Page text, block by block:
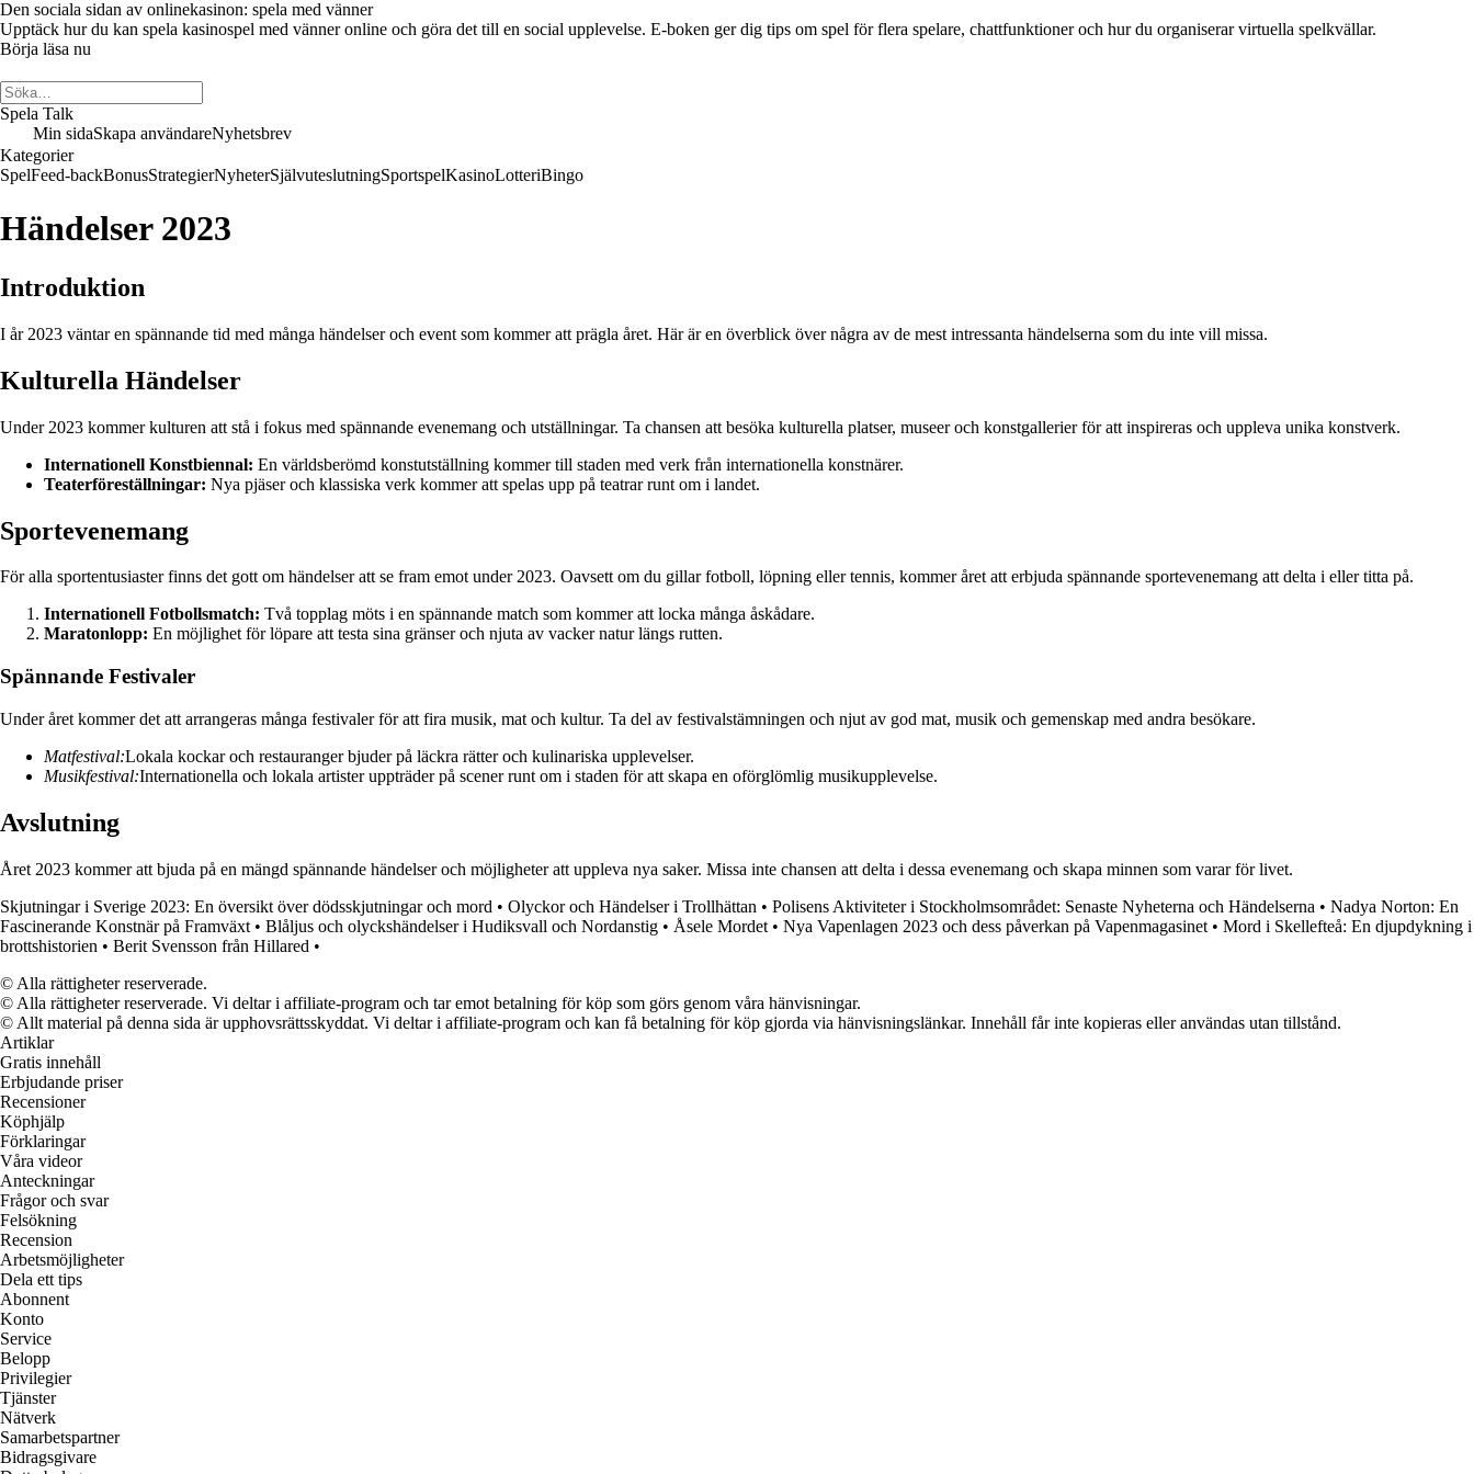
Den sociala sidan av onlinekasinon: spela med vänner
Upptäck hur du kan spela kasinospel med vänner online och göra det till en social upplevelse. E-boken ger dig tips om spel för flera spelare, chattfunktioner och hur du organiserar virtuella spelkvällar.
Börja läsa nu
Spela Talk
Min sidaSkapa användareNyhetsbrev
Kategorier
SpelFeed-backBonusStrategierNyheterSjälvuteslutningSportspelKasinoLotteriBingo
Händelser 2023
Introduktion
I år 2023 väntar en spännande tid med många händelser och event som kommer att prägla året. Här är en överblick över några av de mest intressanta händelserna som du inte vill missa.
Kulturella Händelser
Under 2023 kommer kulturen att stå i fokus med spännande evenemang och utställningar. Ta chansen att besöka kulturella platser, museer och konstgallerier för att inspireras och uppleva unika konstverk.
Internationell Konstbiennal: En världsberömd konstutställning kommer till staden med verk från internationella konstnärer.
Teaterföreställningar: Nya pjäser och klassiska verk kommer att spelas upp på teatrar runt om i landet.
Sportevenemang
För alla sportentusiaster finns det gott om händelser att se fram emot under 2023. Oavsett om du gillar fotboll, löpning eller tennis, kommer året att erbjuda spännande sportevenemang att delta i eller titta på.
Internationell Fotbollsmatch: Två topplag möts i en spännande match som kommer att locka många åskådare.
Maratonlopp: En möjlighet för löpare att testa sina gränser och njuta av vacker natur längs rutten.
Spännande Festivaler
Under året kommer det att arrangeras många festivaler för att fira musik, mat och kultur. Ta del av festivalstämningen och njut av god mat, musik och gemenskap med andra besökare.
Matfestival:Lokala kockar och restauranger bjuder på läckra rätter och kulinariska upplevelser.
Musikfestival:Internationella och lokala artister uppträder på scener runt om i staden för att skapa en oförglömlig musikupplevelse.
Avslutning
Året 2023 kommer att bjuda på en mängd spännande händelser och möjligheter att uppleva nya saker. Missa inte chansen att delta i dessa evenemang och skapa minnen som varar för livet.
Skjutningar i Sverige 2023: En översikt över dödsskjutningar och mord • Olyckor och Händelser i Trollhättan • Polisens Aktiviteter i Stockholmsområdet: Senaste Nyheterna och Händelserna • Nadya Norton: En
Fascinerande Konstnär på Framväxt • Blåljus och olyckshändelser i Hudiksvall och Nordanstig • Åsele Mordet • Nya Vapenlagen 2023 och dess påverkan på Vapenmagasinet • Mord i Skellefteå: En djupdykning i
brottshistorien • Berit Svensson från Hillared •
© Alla rättigheter reserverade.
© Alla rättigheter reserverade. Vi deltar i affiliate-program och tar emot betalning för köp som görs genom våra hänvisningar.
© Allt material på denna sida är upphovsrättsskyddat. Vi deltar i affiliate-program och kan få betalning för köp gjorda via hänvisningslänkar. Innehåll får inte kopieras eller användas utan tillstånd.
Artiklar
Gratis innehåll
Erbjudande priser
Recensioner
Köphjälp
Förklaringar
Våra videor
Anteckningar
Frågor och svar
Felsökning
Recension
Arbetsmöjligheter
Dela ett tips
Abonnent
Konto
Service
Belopp
Privilegier
Tjänster
Nätverk
Samarbetspartner
Bidragsgivare